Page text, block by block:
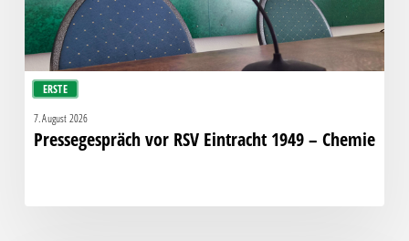
ERSTE
7. August 2026
Pressegespräch vor RSV Eintracht 1949 – Chemie